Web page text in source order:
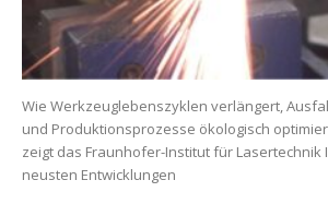
Wie Werkzeuglebenszyklen verlängert,
und Produktionsprozesse ökologisch
zeigt das Fraunhofer-Institut für Lasertechnik
neusten Entwicklungen